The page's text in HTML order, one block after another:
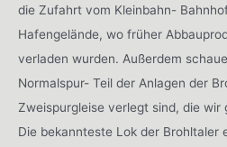
die Zufahrt vom Kleinbahn-
Hafengelände, wo früher
verladen wurden. Außerdem
Normalspur- Teil der Anlagen der
Zweispurgleise verlegt sind, die wir
Die bekannteste Lok der Brohltaler